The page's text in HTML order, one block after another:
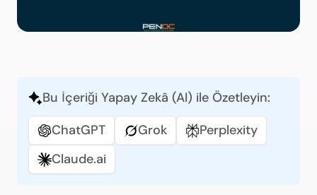
Bu İçeriği Yapay Zekâ (AI) ile Özetleyin:
ChatGPT
Grok
Perplexity
Claude.ai